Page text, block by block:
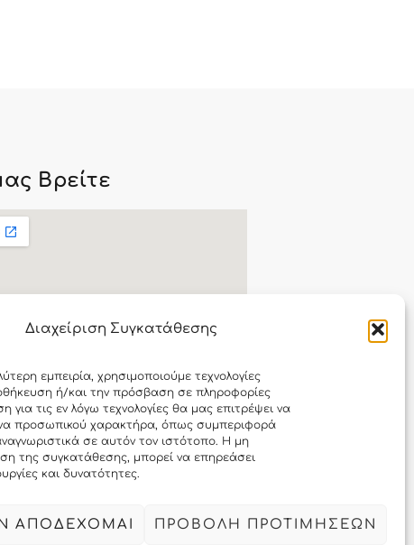
Διαχείριση Συγκατάθεσης
εμπειρία, χρησιμοποιούμε τεχνολογίες
ή/και την πρόσβαση σε πληροφορίες
τις εν λόγω τεχνολογίες θα μας επιτρέψει να
προσωπικού χαρακτήρα, όπως συμπεριφορά
σε αυτόν τον ιστότοπο. Η μη
της συγκατάθεσης, μπορεί να επηρεάσει
και δυνατότητες.
ΑΠΟΔΕΧΟΜΑΙ ΠΡΟΒΟΛΗ ΠΡΟΤΙΜΗΣΕΩΝ
Βρείτε
me to...